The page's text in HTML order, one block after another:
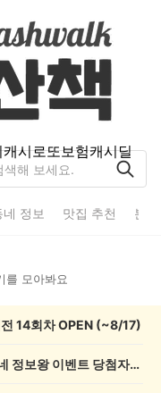
캐시로또보험캐시딜
네 정보 맛집 추천 분
를 모아봐요
14회차 OPEN (~8/17)
💰[당첨자 발표] 26회차 우리 동네 정보왕 이벤트 당첨자를 발표합니다!